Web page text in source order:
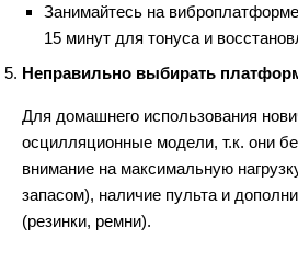
Занимайтесь на
15 минут для тонуса и
Неправильно выбирать
Для домашнего использования
осцилляционные модели, т.к. они
внимание на максимальную
запасом), наличие пульта и
(резинки, ремни).